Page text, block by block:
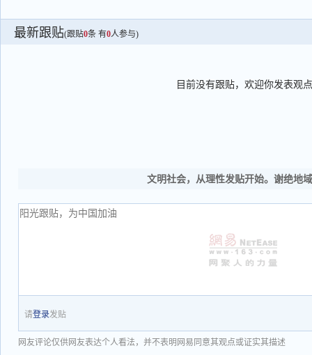
最新跟贴(跟贴0条 有0人参与)
目前没有跟贴，欢迎你发表观点
文明社会，从理性发贴开始。谢绝地
请登录发贴
网友评论仅供网友表达个人看法，并不表明网易同意其观点或证实其描述